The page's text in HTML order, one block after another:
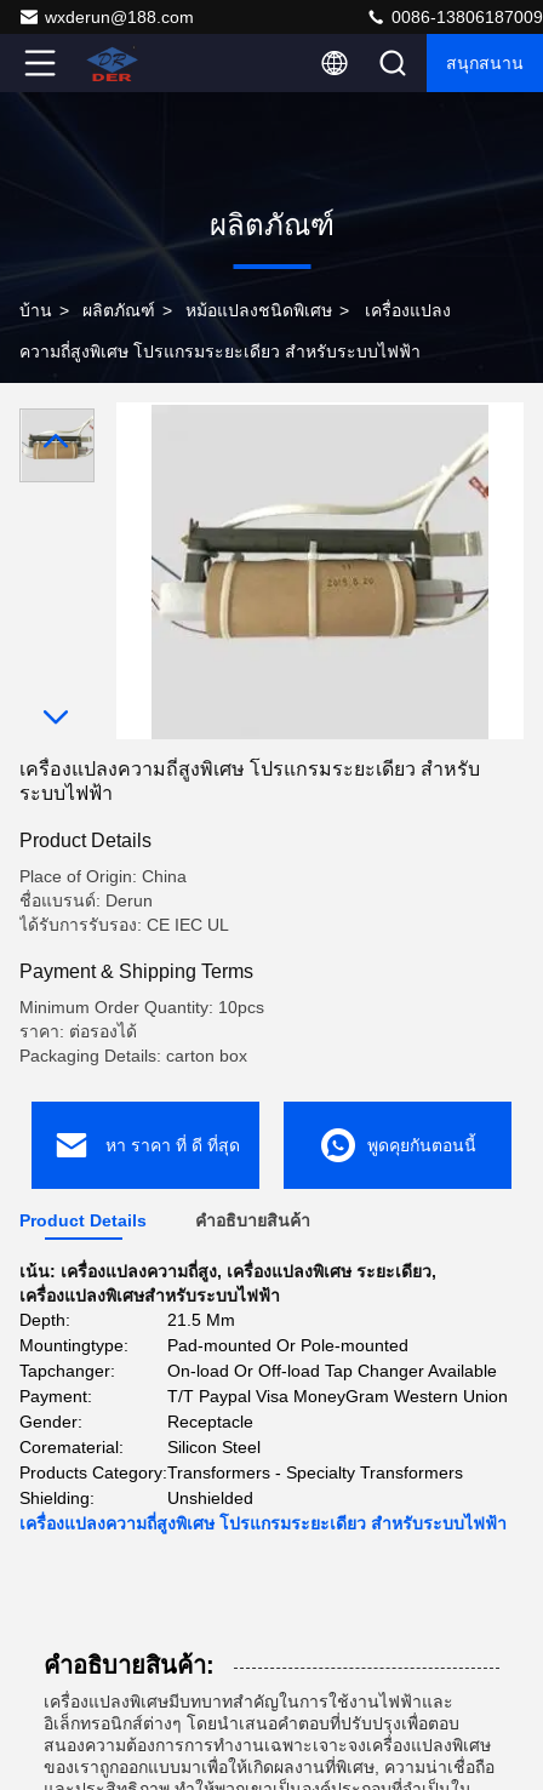
wxderun@188.com 0086-13806187009
สนุกสนาน
ผลิตภัณฑ์
บ้าน > ผลิตภัณฑ์ > หม้อแปลงชนิดพิเศษ > เครื่องแปลง
ความถี่สูงพิเศษ โปรแกรมระยะเดียว สําหรับระบบไฟฟ้า
เครื่องแปลงความถี่สูงพิเศษ โปรแกรมระยะเดียว สําหรับ
ระบบไฟฟ้า
Product Details
Place of Origin: China
ชื่อแบรนด์: Derun
ได้รับการรับรอง: CE IEC UL
Payment & Shipping Terms
Minimum Order Quantity: 10pcs
ราคา: ต่อรองได้
Packaging Details: carton box
หา ราคา ที่ ดี ที่สุด พูดคุยกันตอนนี้
Product Details คําอธิบายสินค้า
เน้น: เครื่องแปลงความถี่สูง, เครื่องแปลงพิเศษ ระยะเดียว,
เครื่องแปลงพิเศษสําหรับระบบไฟฟ้า
Depth:
21.5 Mm
Mountingtype:
Pad-mounted Or Pole-mounted
Tapchanger:
On-load Or Off-load Tap Changer Available
Payment:
T/T Paypal Visa MoneyGram Western Union
Gender:
Receptacle
Corematerial:
Silicon Steel
Products Category:Transformers - Specialty Transformers
Shielding:
Unshielded
เครื่องแปลงความถี่สูงพิเศษ โปรแกรมระยะเดียว สําหรับระบบไฟฟ้า
คําอธิบายสินค้า:
เครื่องแปลงพิเศษมีบทบาทสําคัญในการใช้งานไฟฟ้าและ
อิเล็กทรอนิกส์ต่างๆ โดยนําเสนอคําตอบที่ปรับปรุงเพื่อตอบ
สนองความต้องการการทํางานเฉพาะเจาะจงเครื่องแปลงพิเศษ
ของเราถูกออกแบบมาเพื่อให้เกิดผลงานที่พิเศษ, ความน่าเชื่อถือ